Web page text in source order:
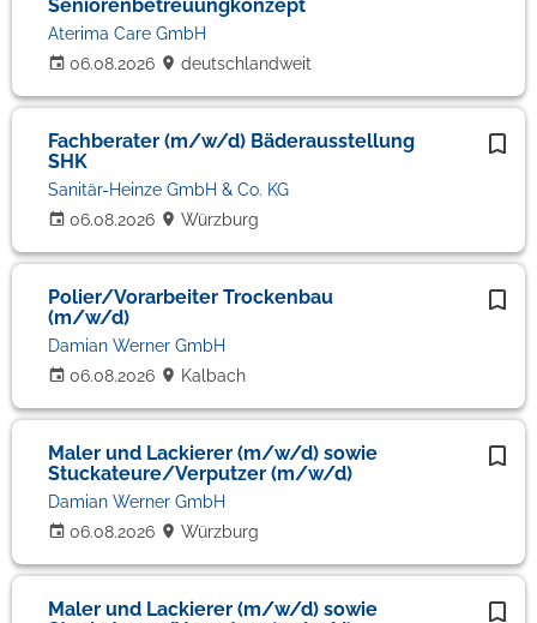
Seniorenbetreuungkonzept
06.08.2026
Aterima Care GmbH
deutschlandweit
Fachberater (m/w/d) Bäderausstellung
SHK
06.08.2026
Sanitär-Heinze GmbH & Co. KG
Würzburg
Polier/Vorarbeiter Trockenbau
(m/w/d)
06.08.2026
Damian Werner GmbH
Kalbach
Maler und Lackierer (m/w/d) sowie
Stuckateure/Verputzer (m/w/d)
06.08.2026
Damian Werner GmbH
Würzburg
Maler und Lackierer (m/w/d) sowie